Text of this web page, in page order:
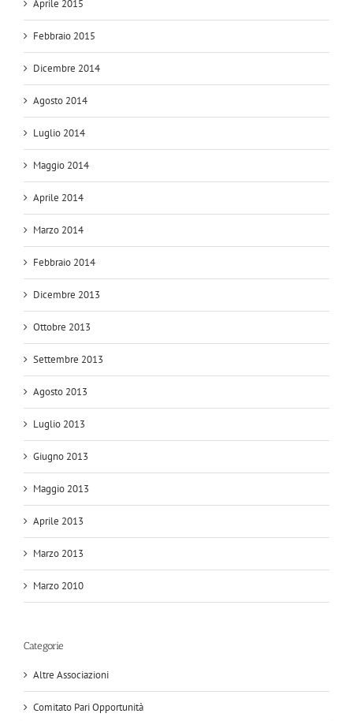
Aprile 2015
Febbraio 2015
Dicembre 2014
Agosto 2014
Luglio 2014
Maggio 2014
Aprile 2014
Marzo 2014
Febbraio 2014
Dicembre 2013
Ottobre 2013
Settembre 2013
Agosto 2013
Luglio 2013
Giugno 2013
Maggio 2013
Aprile 2013
Marzo 2013
Marzo 2010
Categorie
Altre Associazioni
Comitato Pari Opportunità